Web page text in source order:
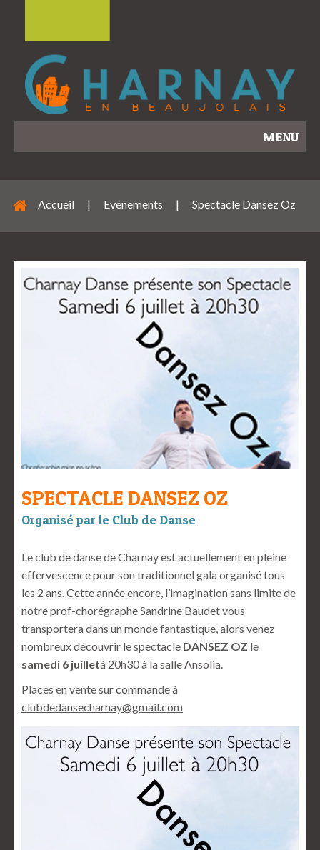
MENU
Accueil | Evènements | Spectacle Dansez Oz
SPECTACLE DANSEZ OZ
Organisé par le Club de Danse
Le club de danse de Charnay est actuellement en pleine
effervescence pour son traditionnel gala organisé tous
les 2 ans. Cette année encore, l’imagination sans limite de
notre prof-chorégraphe Sandrine Baudet vous
transportera dans un monde fantastique, alors venez
nombreux découvrir le spectacle DANSEZ OZ le
samedi 6 juilletà 20h30 à la salle Ansolia.
Places en vente sur commande à
clubdedansecharnay@gmail.com